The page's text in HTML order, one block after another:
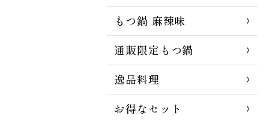
もつ鍋 麻辣味
通販限定もつ鍋
逸品料理
お得なセット